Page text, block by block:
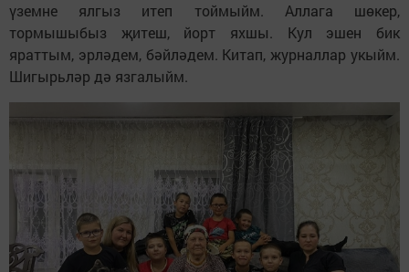
үземне ялгыз итеп тоймыйм. Аллага шөкер,
тормышыбыз җитеш, йорт яхшы. Кул эшен бик
яраттым, эрләдем, бәйләдем. Китап, журналлар укыйм.
Шигырьләр дә язгалыйм.